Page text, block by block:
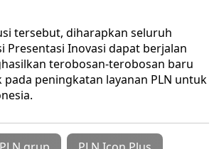
tersebut, diharapkan seluruh
Presentasi Inovasi dapat berjalan
terobosan-terobosan baru
peningkatan layanan PLN untuk